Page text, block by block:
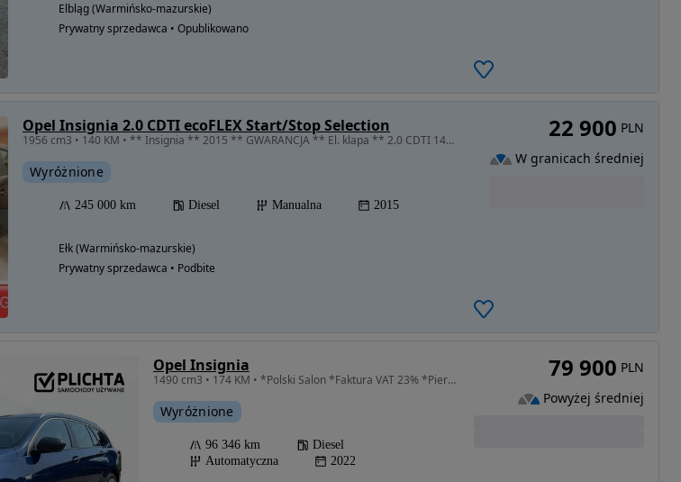
Elbląg (Warmińsko-mazurskie)
Prywatny sprzedawca • Opublikowano
Opel Insignia 2.0 CDTI ecoFLEX Start/Stop Selection
1956 cm3 • 140 KM • ** Insignia ** 2015 ** GWARANCJA ** El. klapa ** 2.0 CDTI 140 KM **
Wyróżnione
245 000 km Diesel Manualna 2015
Ełk (Warmińsko-mazurskie)
Prywatny sprzedawca • Podbite
22 900 PLN
W granicach średniej
Opel Insignia
1490 cm3 • 174 KM • *Polski Salon *Faktura VAT 23% *Pierwszy Właściciel
Wyróżnione
96 346 km
Diesel
Automatyczna
2022
79 900 PLN
Powyżej średniej